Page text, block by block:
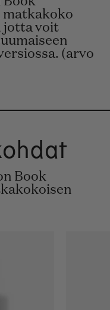
matkakoko
jotta voit
(arvo
Book